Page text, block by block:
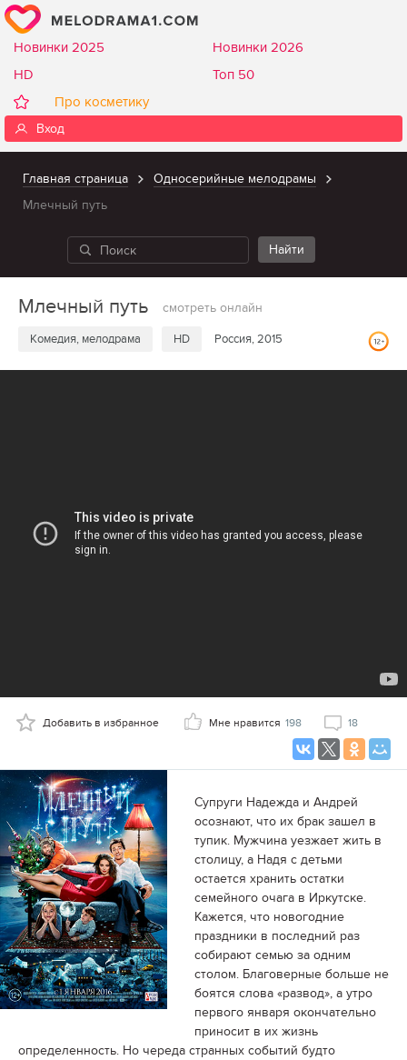
Новинки 2025
Новинки 2026
HD
Топ 50
Про косметику
Вход
Главная страница
Односерийные мелодрамы
Млечный путь
Млечный путь смотреть онлайн
Комедия, мелодрама HD Россия, 2015
Добавить в избранное Мне нравится 198 18
Супруги Надежда и Андрей
осознают, что их брак зашел в
тупик. Мужчина уезжает жить в
столицу, а Надя с детьми
остается хранить остатки
семейного очага в Иркутске.
Кажется, что новогодние
праздники в последний раз
собирают семью за одним
столом. Благоверные больше не
боятся слова «развод», а утро
первого января окончательно
приносит в их жизнь
определенность. Но череда странных событий будто